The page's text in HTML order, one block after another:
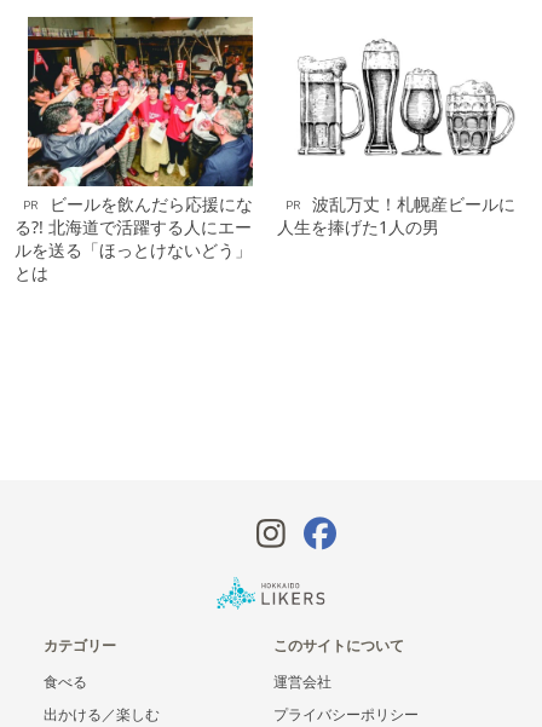
PR
ビールを飲んだら応援にな
る?! 北海道で活躍する人にエー
ルを送る「ほっとけないどう」
とは
PR
波乱万丈！札幌産ビールに
人生を捧げた1人の男
カテゴリー
食べる
出かける／楽しむ
このサイトについて
運営会社
プライバシーポリシー